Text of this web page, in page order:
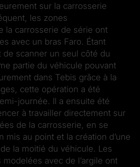
sur la carrosserie
les zones
la carrosserie de série ont
avec un bras Faro. Étant
de scanner un seul côté du
partie du véhicule pouvant
dans Tebis grâce à la
cette opération a été
journée. Il a ensuite été
à travailler directement sur
de la carrosserie, en se
mis au point et la création d’une
la moitié du véhicule. Les
avec de l’argile ont